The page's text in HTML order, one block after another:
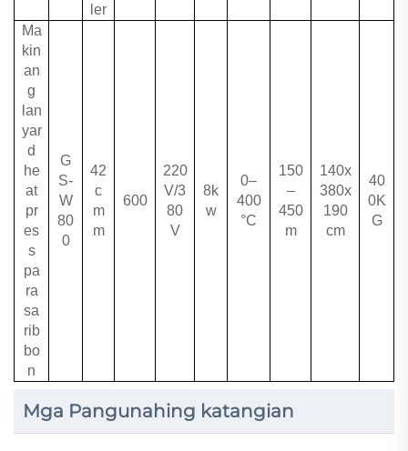
ler
Ma
kin
an
g
lan
yar
d
he
at
pr
es
s
pa
ra
sa
rib
bo
n
G
S-
W
80
0
42
c
m
m
600
220
V/3
80
V
8k
w
0–
400
°C
150
–
450
m
140x
380x
190
cm
40
0K
G
Mga Pangunahing katangian